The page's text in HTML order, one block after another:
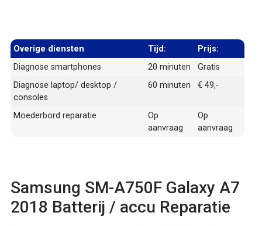
Overige diensten Tijd:
Prijs:
Diagnose smartphones
20 minuten
Gratis
Diagnose laptop/ desktop /
consoles
60 minuten € 49,-
Moederbord reparatie
Op
aanvraag
Op
aanvraag
Samsung SM-A750F Galaxy A7
2018 Batterij / accu Reparatie